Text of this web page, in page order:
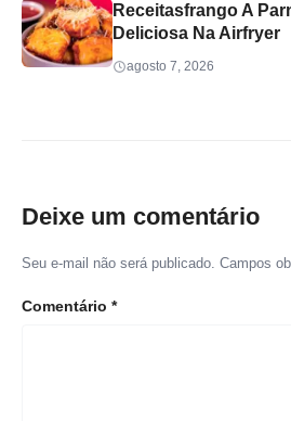
Receitasfrango A
Deliciosa Na Airfryer
agosto 7, 2026
Deixe um comentário
Seu e-mail não será publicado. Campos
Comentário *